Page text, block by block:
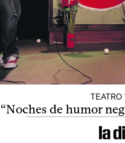
“Noches de humor